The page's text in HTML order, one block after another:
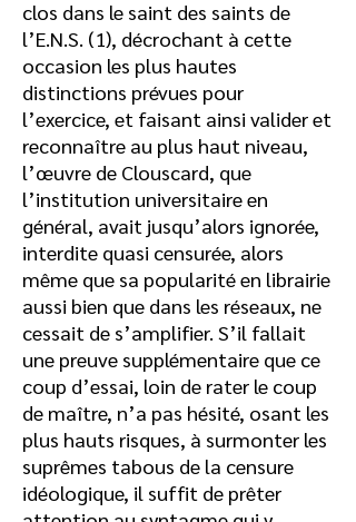
clos dans le saint des saints de
l’E.N.S. (1), décrochant à cette
occasion les plus hautes
distinctions prévues pour
l’exercice, et faisant ainsi valider et
reconnaître au plus haut niveau,
l’œuvre de Clouscard, que
l’institution universitaire en
général, avait jusqu’alors ignorée,
interdite quasi censurée, alors
même que sa popularité en librairie
aussi bien que dans les réseaux, ne
cessait de s’amplifier. S’il fallait
une preuve supplémentaire que ce
coup d’essai, loin de rater le coup
de maître, n’a pas hésité, osant les
plus hauts risques, à surmonter les
suprêmes tabous de la censure
idéologique, il suffit de prêter